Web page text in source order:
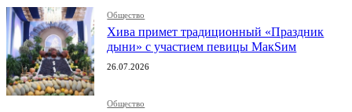
Общество
Хива примет традиционный «Праздник
дыни» с участием певицы МакSим
26.07.2026
Общество